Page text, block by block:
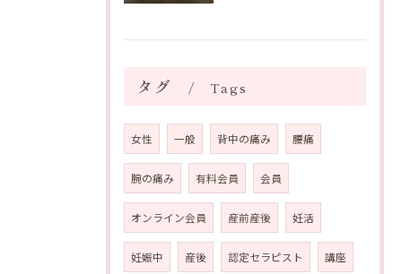
タグ Tags
女性 一般 背中の痛み 腰痛
腕の痛み 有料会員 会員
オンライン会員 産前産後 妊活
妊娠中 産後 認定セラピスト 講座